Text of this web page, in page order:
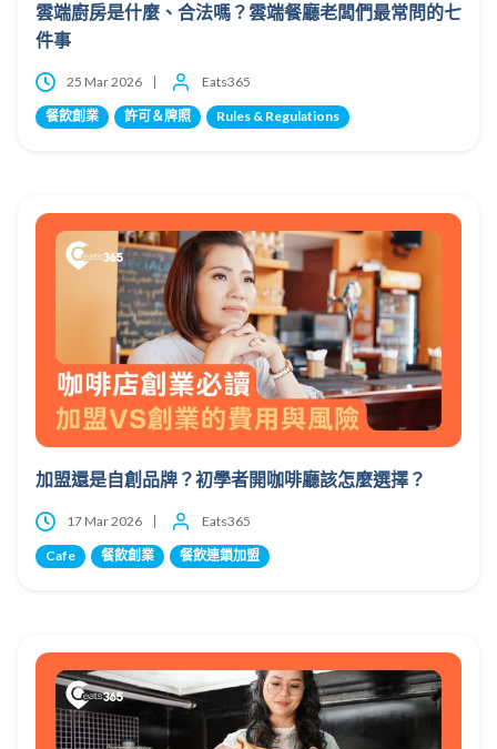
雲端廚房是什麼、合法嗎？雲端餐廳老闆們最常問的七
件事
25 Mar 2026 Eats365
餐飲創業 許可＆牌照 Rules & Regulations
加盟還是自創品牌？初學者開咖啡廳該怎麼選擇？
17 Mar 2026 Eats365
Cafe 餐飲創業 餐飲連鎖加盟